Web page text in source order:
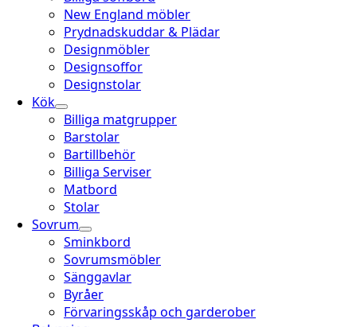
New England möbler
Prydnadskuddar & Plädar
Designmöbler
Designsoffor
Designstolar
Kök
Billiga matgrupper
Barstolar
Bartillbehör
Billiga Serviser
Matbord
Stolar
Sovrum
Sminkbord
Sovrumsmöbler
Sänggavlar
Byråer
Förvaringsskåp och garderober